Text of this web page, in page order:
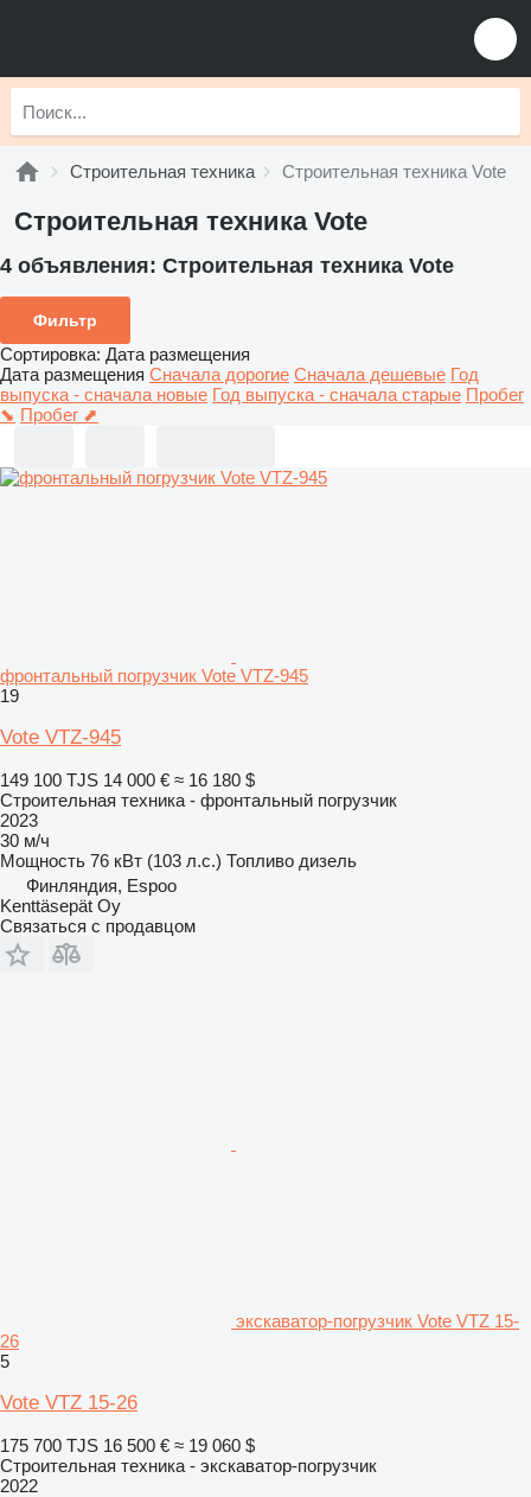
Строительная техника Строительная техника Vote
Строительная техника Vote
4 объявления: Строительная техника Vote
Фильтр
Сортировка: Дата размещения
Дата размещения Сначала дорогие Сначала дешевые Год
выпуска - сначала новые Год выпуска - сначала старые Пробег
⬊ Пробег ⬈
фронтальный погрузчик Vote VTZ-945
19
Vote VTZ-945
149 100 TJS 14 000 € ≈ 16 180 $
Строительная техника - фронтальный погрузчик
2023
30 м/ч
Мощность 76 кВт (103 л.с.) Топливо дизель
Финляндия, Espoo
Kenttäsepät Oy
Связаться с продавцом
экскаватор-погрузчик Vote VTZ 15-
26
5
Vote VTZ 15-26
175 700 TJS 16 500 € ≈ 19 060 $
Строительная техника - экскаватор-погрузчик
2022